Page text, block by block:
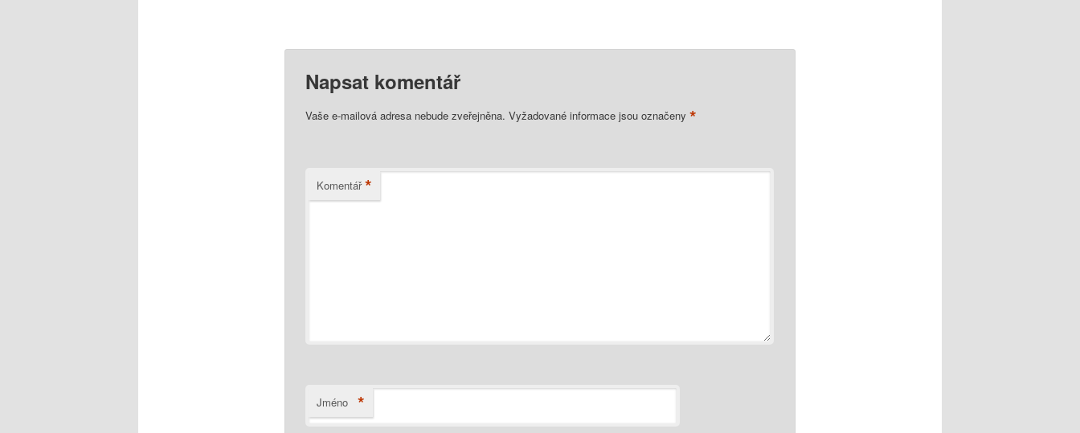
Napsat komentář
Vaše e-mailová adresa nebude zveřejněna. Vyžadované informace jsou označeny *
Komentář *
Jméno *